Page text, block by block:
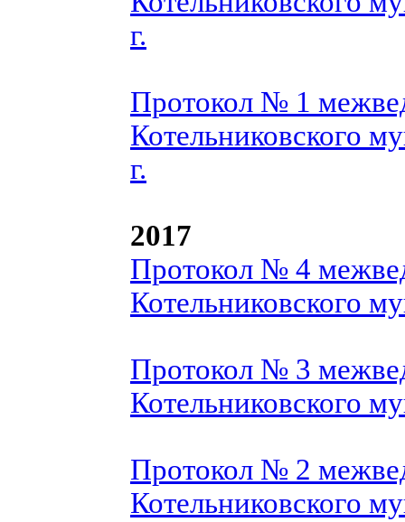
г.
Протокол № 1
Котельниковского
г.
2017
Протокол № 4
Котельниковского
Протокол № 3
Котельниковского
Протокол № 2
Котельниковского